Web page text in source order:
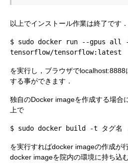
以上でインストール作業は終了です．
$ sudo docker run --gpus all
tensorflow/tensorflow:latest
を実行し，ブラウザで
する事ができます．
独自のDocker imageを作成する場合
上で
$ sudo docker build -t タグ
を実行すればdocker imageの作成が
docker imageを院内の環境に持ち込